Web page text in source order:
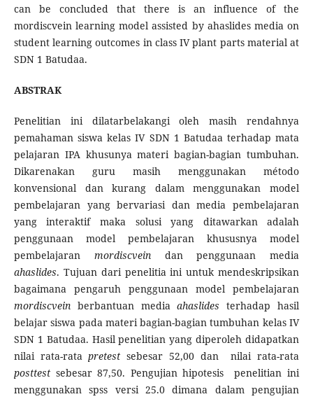
can be concluded that there is an influence of the
mordiscvein learning model assisted by ahaslides media on
student learning outcomes in class IV plant parts material at
SDN 1 Batudaa.
ABSTRAK
Penelitian ini dilatarbelakangi oleh masih rendahnya
pemahaman siswa kelas IV SDN 1 Batudaa terhadap mata
pelajaran IPA khusunya materi bagian-bagian tumbuhan.
Dikarenakan guru masih menggunakan método
konvensional dan kurang dalam menggunakan model
pembelajaran yang bervariasi dan media pembelajaran
yang interaktif maka solusi yang ditawarkan adalah
penggunaan model pembelajaran khususnya model
pembelajaranmordiscvein dan penggunaan media
ahaslides. Tujuan dari penelitia ini untuk mendeskripsikan
bagaimana pengaruh penggunaan model pembelajaran
mordiscveinberbantuan mediaahaslides terhadap hasil
belajar siswa pada materi bagian-bagian tumbuhan kelas IV
SDN 1 Batudaa. Hasil penelitian yang diperoleh didapatkan
nilai rata-ratapretest sebesar 52,00 dan nilai rata-rata
posttest sebesar 87,50. Pengujian hipotesis penelitian ini
menggunakan spss versi 25.0 dimana dalam pengujian